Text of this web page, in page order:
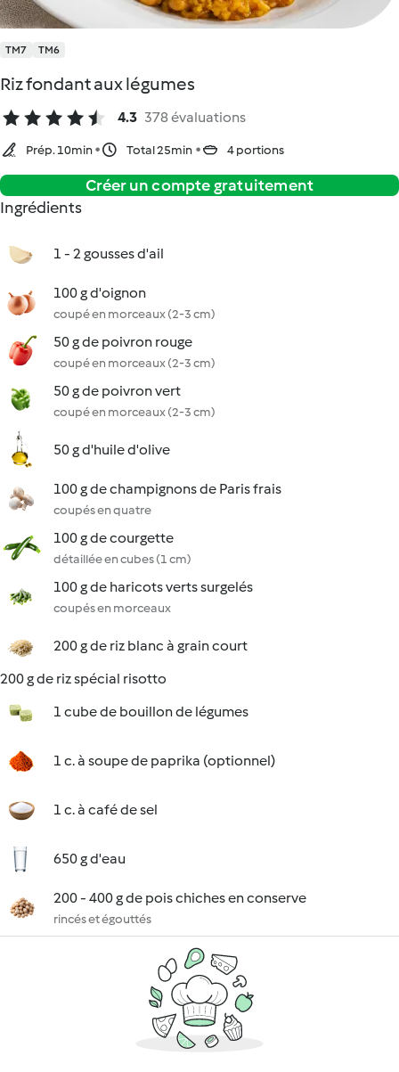
TM7 TM6
Riz fondant aux légumes
4.3 378 évaluations
Prép. 10min Total 25min 4 portions
Créer un compte gratuitement
Ingrédients
1 - 2 gousses d'ail
100 g d'oignon
coupé en morceaux (2-3 cm)
50 g de poivron rouge
coupé en morceaux (2-3 cm)
50 g de poivron vert
coupé en morceaux (2-3 cm)
50 g d'huile d'olive
100 g de champignons de Paris frais
coupés en quatre
100 g de courgette
détaillée en cubes (1 cm)
100 g de haricots verts surgelés
coupés en morceaux
200 g de riz blanc à grain court
200 g de riz spécial risotto
1 cube de bouillon de légumes
1 c. à soupe de paprika (optionnel)
1 c. à café de sel
650 g d'eau
200 - 400 g de pois chiches en conserve
rincés et égouttés